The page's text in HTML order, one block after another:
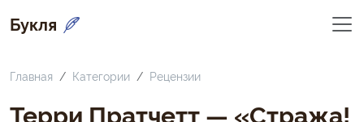
Букля
Главная Категории Рецензии
Терри Пратчетт — «Стража!